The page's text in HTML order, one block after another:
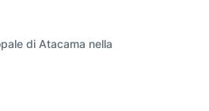
di Atacama nella